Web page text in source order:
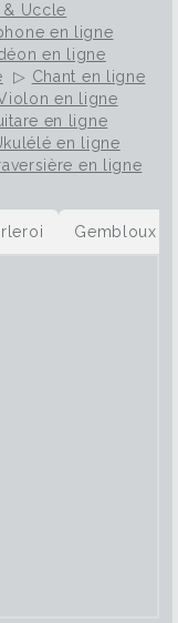
& Uccle
en ligne
en ligne
▷ Chant en ligne
en ligne
en ligne
en ligne
en ligne
Gembloux